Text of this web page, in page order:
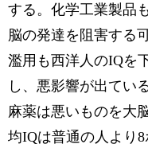
する。化学工業製品
脳の発達を阻害する
濫用も西洋人のIQを
し、悪影響が出てい
麻薬は悪いものを大
均IQは普通の人より8